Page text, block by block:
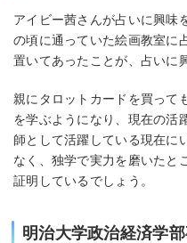
アイビー茜さんが占いに興味
の頃に通っていた絵画教室に
置いてあったことが、占いに
親にタロットカードを買って
を学ぶようになり、現在の活
師として活躍している現在に
なく、独学で実力を磨いたと
証明しているでしょう。
明治大学政治経済学